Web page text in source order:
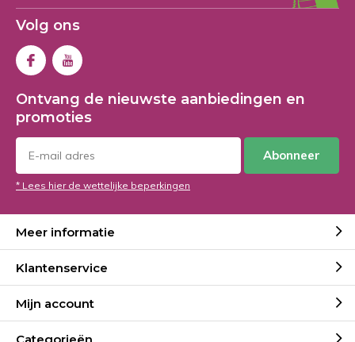
Volg ons
Ontvang de nieuwste aanbiedingen en
promoties
Abonneer
* Lees hier de wettelijke beperkingen
Meer informatie
Klantenservice
Mijn account
Categorieën